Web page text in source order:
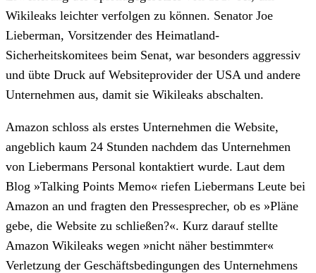
Wikileaks leichter verfolgen zu können. Senator Joe
Lieberman, Vorsitzender des Heimatland-
Sicherheitskomitees beim Senat, war besonders aggressiv
und übte Druck auf Websiteprovider der USA und andere
Unternehmen aus, damit sie Wikileaks abschalten.
Amazon schloss als erstes Unternehmen die Website,
angeblich kaum 24 Stunden nachdem das Unternehmen
von Liebermans Personal kontaktiert wurde. Laut dem
Blog »Talking Points Memo« riefen Liebermans Leute bei
Amazon an und fragten den Pressesprecher, ob es »Pläne
gebe, die Website zu schließen?«. Kurz darauf stellte
Amazon Wikileaks wegen »nicht näher bestimmter«
Verletzung der Geschäftsbedingungen des Unternehmens